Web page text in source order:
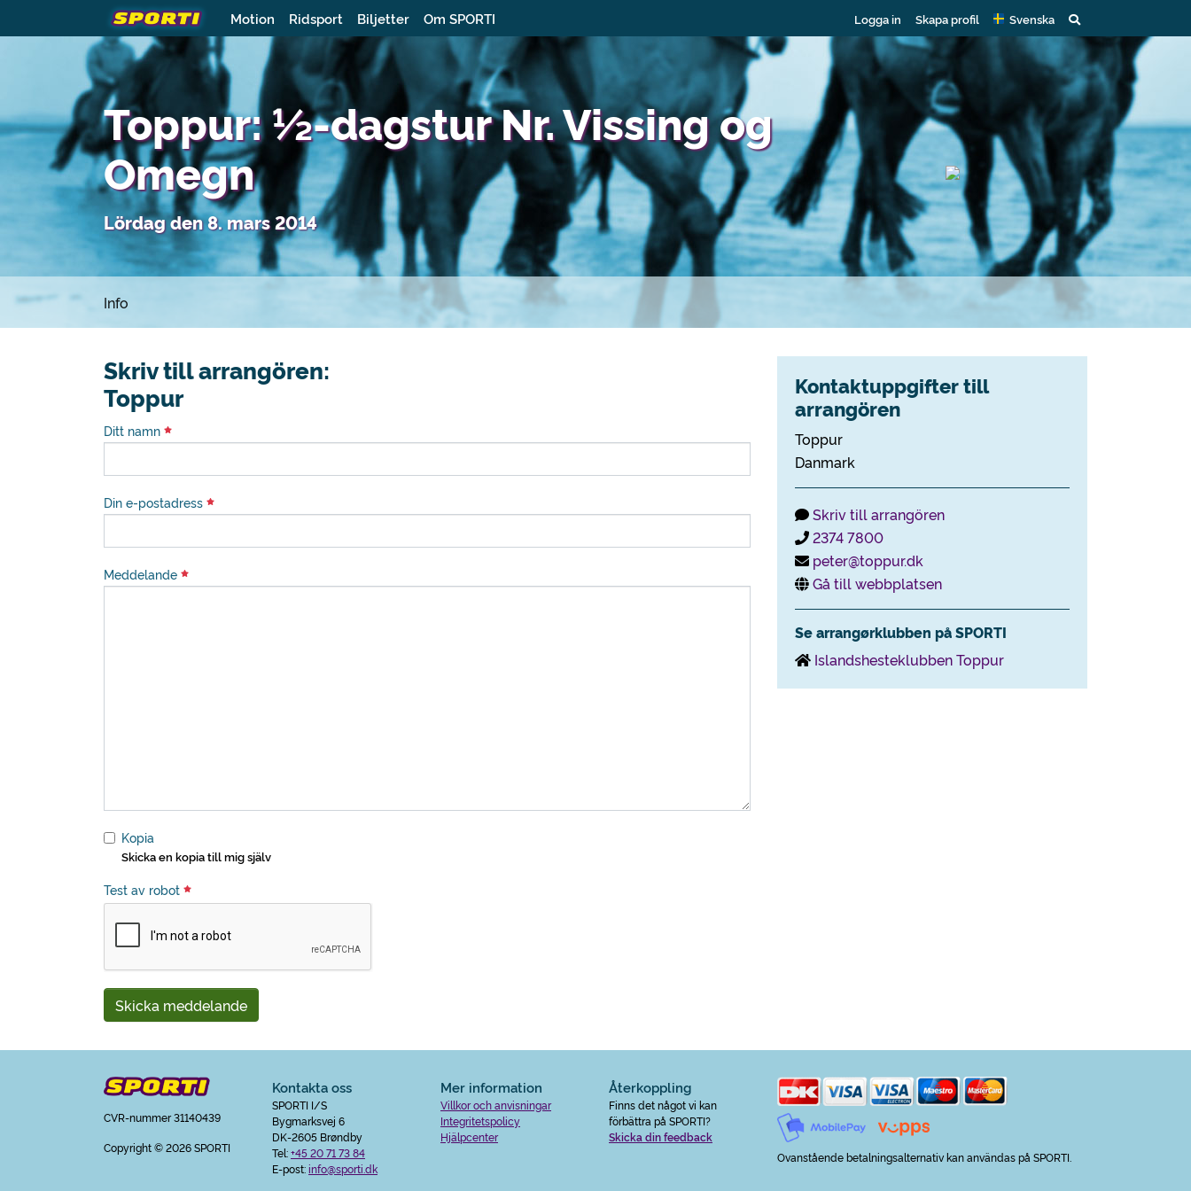
Motion Ridsport Biljetter Om SPORTI Logga in Skapa profil Svenska
Toppur: ½-dagstur Nr. Vissing og
Omegn
Lördag den 8. mars 2014
Info
Skriv till arrangören:
Toppur
Ditt namn
Din e-postadress
Meddelande
Kopia
Skicka en kopia till mig själv
Test av robot
Skicka meddelande
Kontaktuppgifter till
arrangören
Toppur
Danmark
Skriv till arrangören
2374 7800
peter@toppur.dk
Gå till webbplatsen
Se arrangørklubben på SPORTI
Islandshesteklubben Toppur
CVR-nummer 31140439
Copyright© 2026 SPORTI
Kontakta oss
SPORTI I/S
Bygmarksvej 6
DK-2605 Brøndby
Tel:+45 20 71 73 84
E-post:info@sporti.dk
Mer information
Villkor och anvisningar
Integritetspolicy
Hjälpcenter
Återkoppling
Finns det något vi kan
förbättra på SPORTI?
Skicka din feedback
Ovanstående betalningsalternativ kan användas på SPORTI.